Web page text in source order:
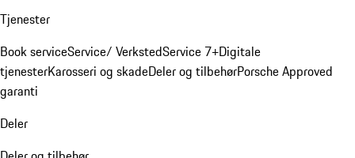
Tjenester
Book serviceService/ VerkstedService 7+Digitale
tjenesterKarosseri og skadeDeler og tilbehørPorsche Approved
garanti
Deler